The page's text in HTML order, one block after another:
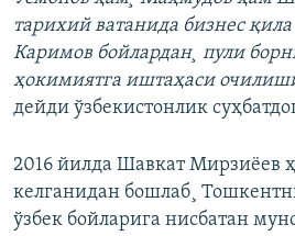
тарихий ватанида бизнес
Каримов бойлардан¸ пули
ҳокимиятга иштаҳаси
дейди ўзбекистонлик
2016 йилда Шавкат Мирзиëев
келганидан бошлаб¸
ўзбек бойларига нисбатан